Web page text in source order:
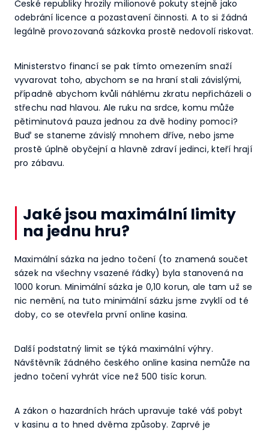
České republiky hrozily milionové pokuty stejně jako
odebrání licence a pozastavení činnosti. A to si žádná
legálně provozovaná sázkovka prostě nedovolí riskovat.
Ministerstvo financí se pak tímto omezením snaží
vyvarovat toho, abychom se na hraní stali závislými,
případně abychom kvůli náhlému zkratu nepřicházeli o
střechu nad hlavou. Ale ruku na srdce, komu může
pětiminutová pauza jednou za dvě hodiny pomoci?
Buď se staneme závislý mnohem dříve, nebo jsme
prostě úplně obyčejní a hlavně zdraví jedinci, kteří hrají
pro zábavu.
Jaké jsou maximální limity
na jednu hru?
Maximální sázka na jedno točení (to znamená součet
sázek na všechny vsazené řádky) byla stanovená na
1000 korun. Minimální sázka je 0,10 korun, ale tam už se
nic nemění, na tuto minimální sázku jsme zvyklí od té
doby, co se otevřela první online kasina.
Další podstatný limit se týká maximální výhry.
Návštěvník žádného českého online kasina nemůže na
jedno točení vyhrát více než 500 tisíc korun.
A zákon o hazardních hrách upravuje také váš pobyt
v kasinu a to hned dvěma způsoby. Zaprvé je